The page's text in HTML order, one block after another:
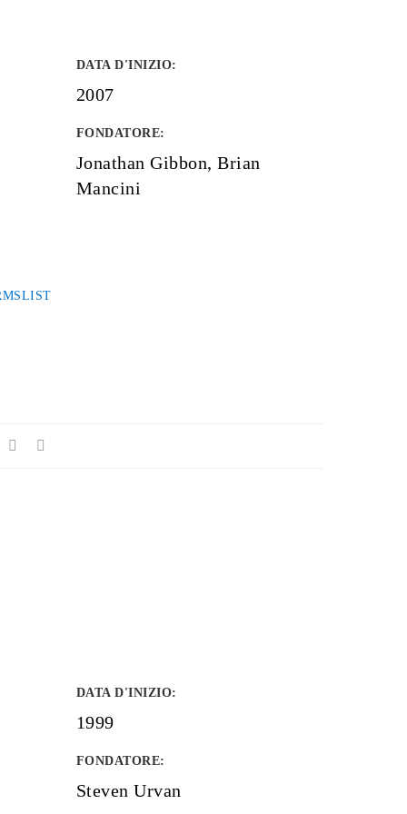
DATA D'INIZIO:
2007
FONDATORE:
Jonathan Gibbon, Brian
Mancini
DATA D'INIZIO:
1999
FONDATORE:
Steven Urvan